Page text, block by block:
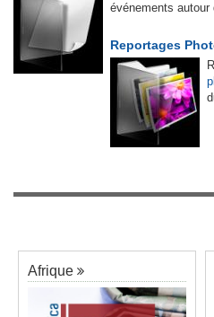
événements autour
Reportages
Afrique